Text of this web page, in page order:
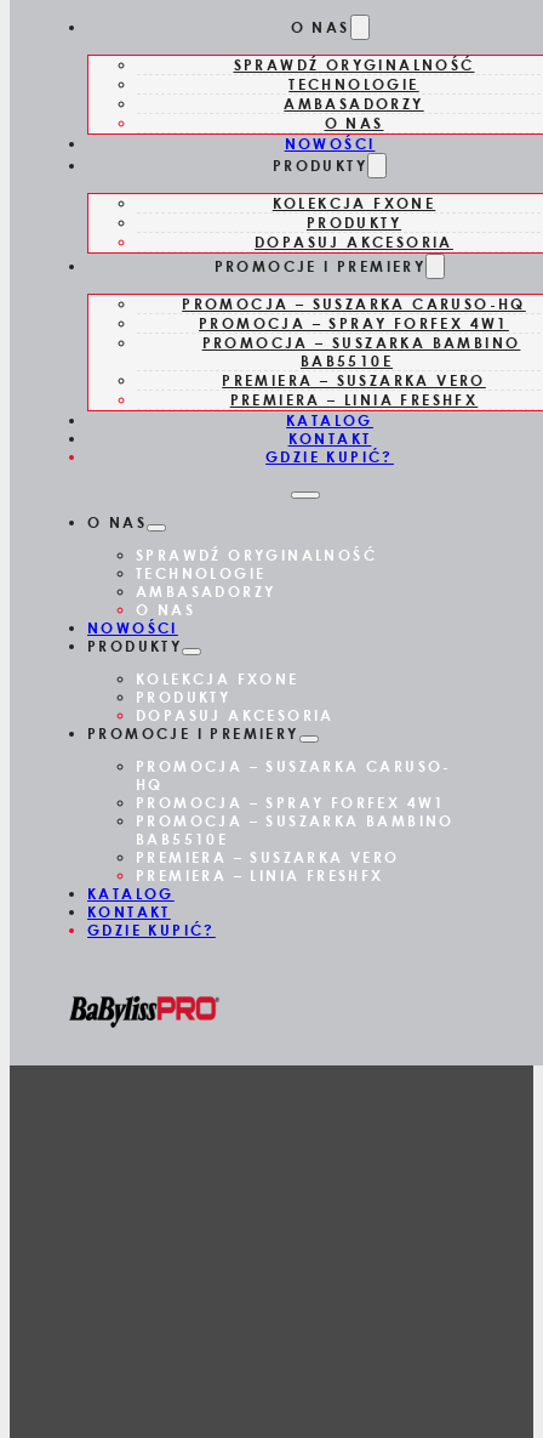
O NAS
SPRAWDŹ ORYGINALNOŚĆ
TECHNOLOGIE
AMBASADORZY
O NAS
NOWOŚCI
PRODUKTY
KOLEKCJA FXONE
PRODUKTY
DOPASUJ AKCESORIA
PROMOCJE I PREMIERY
PROMOCJA – SUSZARKA CARUSO-HQ
PROMOCJA – SPRAY FORFEX 4W1
PROMOCJA – SUSZARKA BAMBINO
BAB5510E
PREMIERA – SUSZARKA VERO
PREMIERA – LINIA FRESHFX
KATALOG
KONTAKT
GDZIE KUPIĆ?
O NAS
SPRAWDŹ ORYGINALNOŚĆ
TECHNOLOGIE
AMBASADORZY
O NAS
NOWOŚCI
PRODUKTY
KOLEKCJA FXONE
PRODUKTY
DOPASUJ AKCESORIA
PROMOCJE I PREMIERY
PROMOCJA – SUSZARKA CARUSO-
HQ
PROMOCJA – SPRAY FORFEX 4W1
PROMOCJA – SUSZARKA BAMBINO
BAB5510E
PREMIERA – SUSZARKA VERO
PREMIERA – LINIA FRESHFX
KATALOG
KONTAKT
GDZIE KUPIĆ?
M3842E
METALOWY
GRZEBIEŃ
GOLD FX